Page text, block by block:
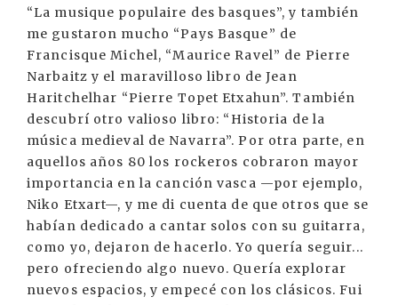
“La musique populaire des basques”, y también
me gustaron mucho “Pays Basque” de
Francisque Michel, “Maurice Ravel” de Pierre
Narbaitz y el maravilloso libro de Jean
Haritchelhar “Pierre Topet Etxahun”. También
descubrí otro valioso libro: “Historia de la
música medieval de Navarra”. Por otra parte, en
aquellos años 80 los rockeros cobraron mayor
importancia en la canción vasca —por ejemplo,
Niko Etxart—, y me di cuenta de que otros que se
habían dedicado a cantar solos con su guitarra,
como yo, dejaron de hacerlo. Yo quería seguir...
pero ofreciendo algo nuevo. Quería explorar
nuevos espacios, y empecé con los clásicos. Fui